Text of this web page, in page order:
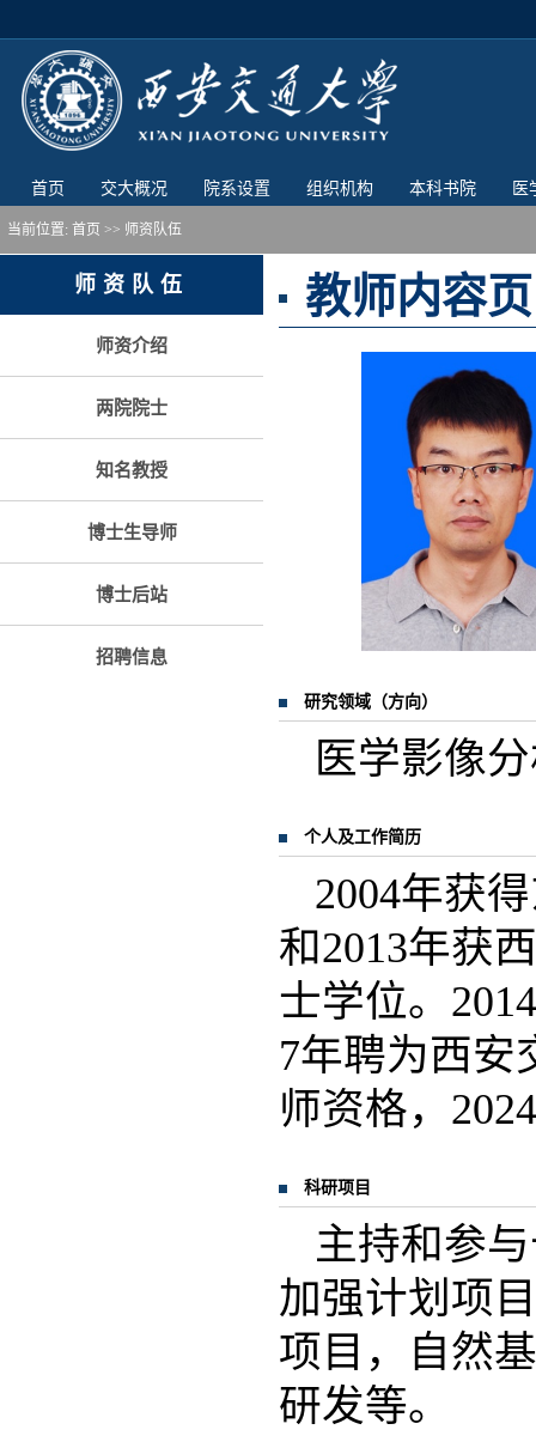
首页 交大概况 院系设置 组织机构 本科书院 医
当前位置: 首页 >> 师资队伍
师资队伍
师资介绍
两院院士
知名教授
博士生导师
博士后站
招聘信息
教师内容页
研究领域（方向）
医学影像
个人及工作简历
2004年获
和2013年获
士学位。
7年聘为西安
师资格，
科研项目
主持和参
加强计划项
项目，自然
研发等。